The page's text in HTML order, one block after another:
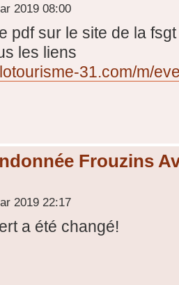
2019 08:00
pdf sur le site de la
les liens
31.com/m/
Frouzins
2019 22:17
a été changé!